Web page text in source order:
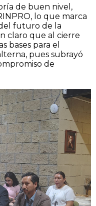
de buen nivel,
lo que marca
futuro de la
claro que al cierre
bases para el
pues subrayó
de